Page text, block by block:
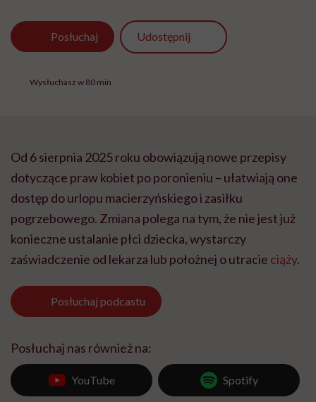
Posłuchaj Udostępnij
Wysłuchasz w 80 min
Od 6 sierpnia 2025 roku obowiązują nowe przepisy
dotyczące praw kobiet po poronieniu – ułatwiają one
dostęp do urlopu macierzyńskiego i zasiłku
pogrzebowego. Zmiana polega na tym, że nie jest już
konieczne ustalanie płci dziecka, wystarczy
zaświadczenie od lekarza lub położnej o utracie ciąży.
Posłuchaj podcastu
Posłuchaj nas również na:
YouTube Spotify